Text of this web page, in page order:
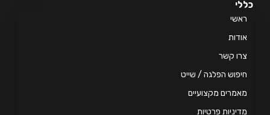
קשר
הפלגה / שייט
מקצועיים
פרטיות